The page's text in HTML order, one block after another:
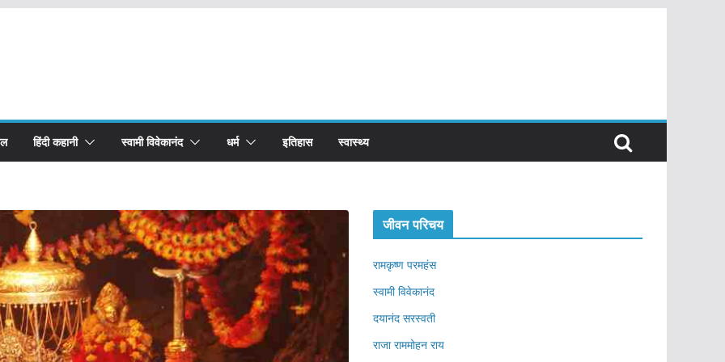
हिंदी कहानी स्वामी विवेकानंद धर्म इतिहास स्वास्थ्य
जीवन परिचय
रामकृष्ण परमहंस
स्वामी विवेकानंद
दयानंद सरस्वती
राजा राममोहन राय